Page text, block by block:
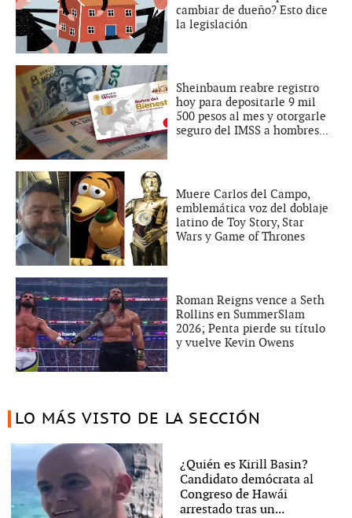
cambiar de dueño? Esto dice
la legislación
Sheinbaum reabre registro
hoy para depositarle 9 mil
500 pesos al mes y otorgarle
seguro del IMSS a hombres...
Muere Carlos del Campo,
emblemática voz del doblaje
latino de Toy Story, Star
Wars y Game of Thrones
Roman Reigns vence a Seth
Rollins en SummerSlam
2026; Penta pierde su título
y vuelve Kevin Owens
LO MÁS VISTO DE LA SECCIÓN
¿Quién es Kirill Basin?
Candidato demócrata al
Congreso de Hawái
arrestado tras un...